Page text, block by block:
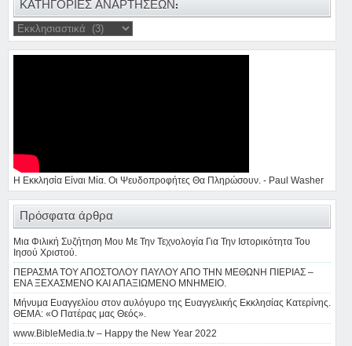
ΚΑΤΗΓΟΡΙΕΣ ΑΝΑΡΤΗΣΕΩΝ:
Η Εκκλησία Είναι Μία. Οι Ψευδοπροφήτες Θα Πληρώσουν. - Paul Washer
Πρόσφατα άρθρα
Μια Φιλική Συζήτηση Μου Με Την Τεχνολογία Για Την Ιστορικότητα Του
Ιησού Χριστού.
ΠΕΡΑΣΜΑ ΤΟΥ ΑΠΟΣΤΟΛΟΥ ΠΑΥΛΟΥ ΑΠΟ ΤΗΝ ΜΕΘΩΝΗ ΠΙΕΡΙΑΣ –
ΕΝΑ ΞΕΧΑΣΜΕΝΟ ΚΑΙ ΑΠΑΞΙΩΜΕΝΟ ΜΝΗΜΕΙΟ.
Μήνυμα Ευαγγελίου στον αυλόγυρο της Ευαγγελικής Εκκλησίας Κατερίνης.
ΘΕΜΑ: «Ο Πατέρας μας Θεός».
www.BibleMedia.tv – Happy the New Year 2022